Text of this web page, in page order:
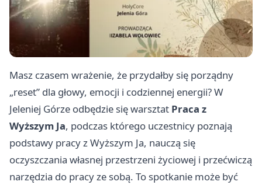
Masz czasem wrażenie, że przydałby się porządny
„reset” dla głowy, emocji i codziennej energii? W
Jeleniej Górze odbędzie się warsztat Praca z
Wyższym Ja, podczas którego uczestnicy poznają
podstawy pracy z Wyższym Ja, nauczą się
oczyszczania własnej przestrzeni życiowej i przećwiczą
narzędzia do pracy ze sobą. To spotkanie może być